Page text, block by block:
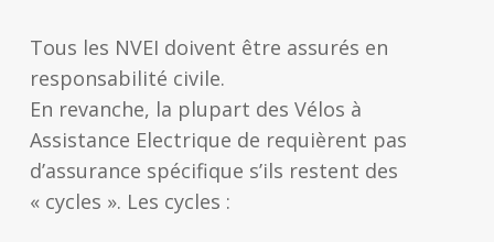
Tous les NVEI doivent être assurés en
responsabilité civile.
En revanche, la plupart des Vélos à
Assistance Electrique de requièrent pas
d’assurance spécifique s’ils restent des
« cycles ». Les cycles :